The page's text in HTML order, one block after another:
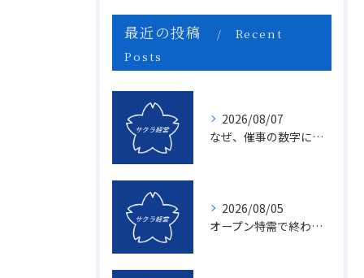
最近の投稿
Recent
Posts
2026/08/07
なぜ、催事の数字に「ムラ」が出るのか？1億を3億にする「3つの計画表」の秘密
2026/08/05
オープン特需で終わる店、成長し続ける店の決定的な違いとは？〜新規名簿開拓の２つの方法〜